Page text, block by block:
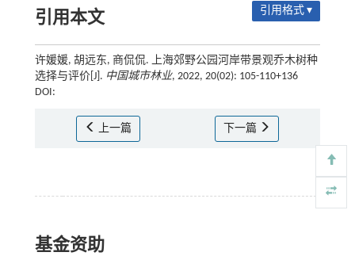
引用本文 引用格式 ▾
许媛媛, 胡远东, 商侃侃. 上海郊野公园河岸带景观乔木树种
选择与评价[J]. 中国城市林业, 2022, 20(02): 105-110+136
DOI:
上一篇 下一篇
基金资助